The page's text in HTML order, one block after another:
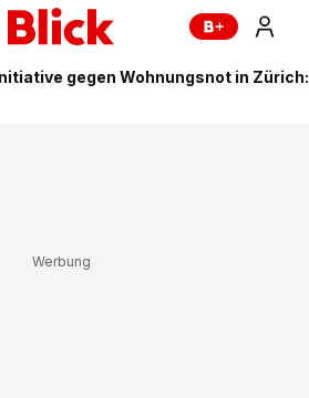
gegen Wohnungsnot in